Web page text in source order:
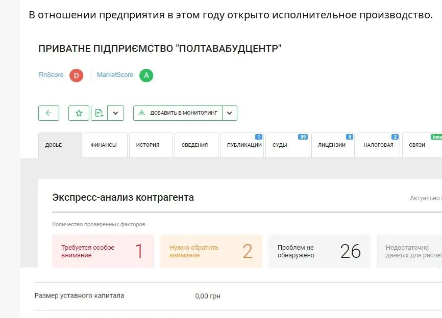
В отношении предприятия в этом году открыто исполнительное производство.